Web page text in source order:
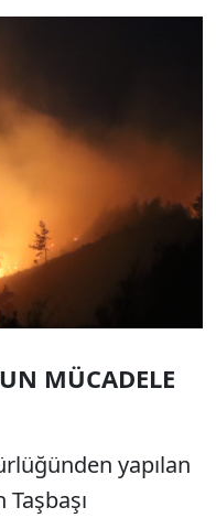
MÜCADELE
yapılan